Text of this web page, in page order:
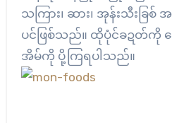
သကြား၊ ဆား၊ အုန်းသီးခြစ်
ပင်ဖြစ်သည်။ ထိုပုံင်ခဍတ်ကို
အိမ်ကို ပို့ကြရပါသည်။